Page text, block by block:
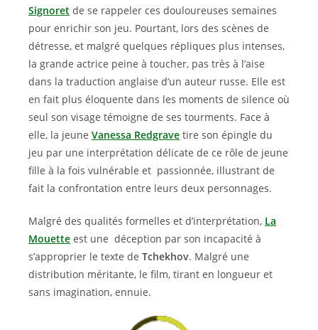
Signoret de se rappeler ces douloureuses semaines
pour enrichir son jeu. Pourtant, lors des scènes de
détresse, et malgré quelques répliques plus intenses,
la grande actrice peine à toucher, pas très à l’aise
dans la traduction anglaise d’un auteur russe. Elle est
en fait plus éloquente dans les moments de silence où
seul son visage témoigne de ses tourments. Face à
elle, la jeune Vanessa Redgrave tire son épingle du
jeu par une interprétation délicate de ce rôle de jeune
fille à la fois vulnérable et passionnée, illustrant de
fait la confrontation entre leurs deux personnages.
Malgré des qualités formelles et d’interprétation, La
Mouette est une déception par son incapacité à
s’approprier le texte de Tchekhov. Malgré une
distribution méritante, le film, tirant en longueur et
sans imagination, ennuie.